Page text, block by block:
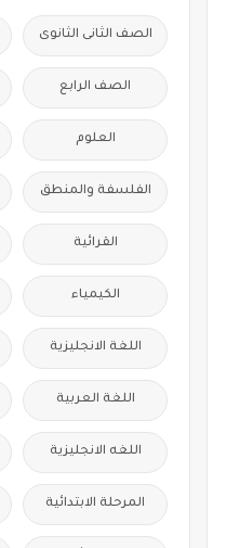
الصف الثانى الثانوى
الصف الرابع
العلوم
الفلسفة والمنطق
القرائية
الكيمياء
اللغة الانجليزية
اللغة العربية
اللغه الانجليزية
المرحلة الابتدائية